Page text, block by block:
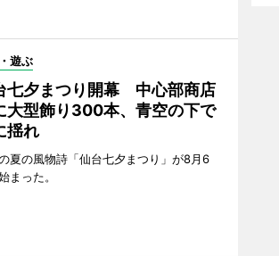
遊ぶ
七夕まつり開幕 中心部商店
大型飾り300本、青空の下で
揺れ
夏の風物詩「仙台七夕まつり」が8月6
まった。